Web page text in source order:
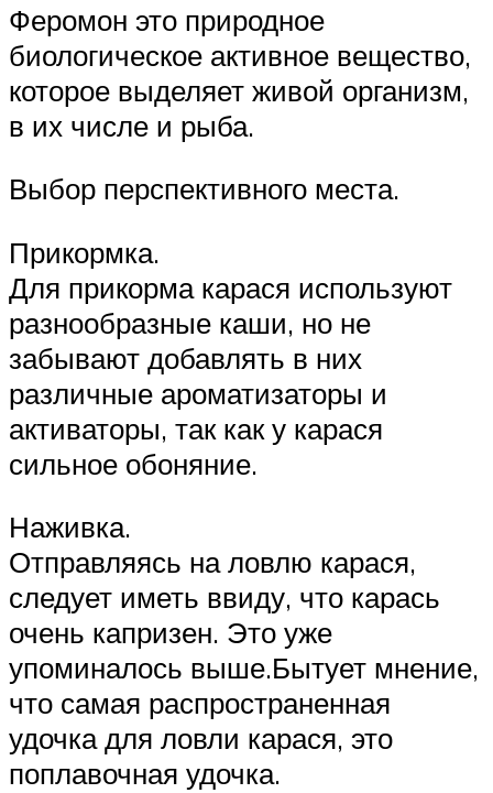
Феромон это природное
биологическое активное вещество,
которое выделяет живой организм,
в их числе и рыба.
Выбор перспективного места.
Прикормка.
Для прикорма карася используют
разнообразные каши, но не
забывают добавлять в них
различные ароматизаторы и
активаторы, так как у карася
сильное обоняние.
Наживка.
Отправляясь на ловлю карася,
следует иметь ввиду, что карась
очень капризен. Это уже
упоминалось выше.Бытует мнение,
что самая распространенная
удочка для ловли карася, это
поплавочная удочка.